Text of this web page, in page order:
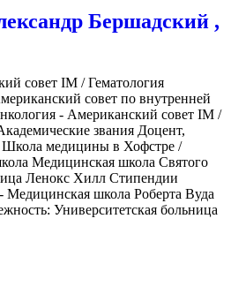
Бершадский ,
совет IM / Гематология
совет по внутренней
- Американский совет IM /
звания Доцент,
Школа медицины в Хофстре /
Медицинская школа Святого
Ленокс Хилл Стипендии
Медицинская школа Роберта Вуда
Университетская больница